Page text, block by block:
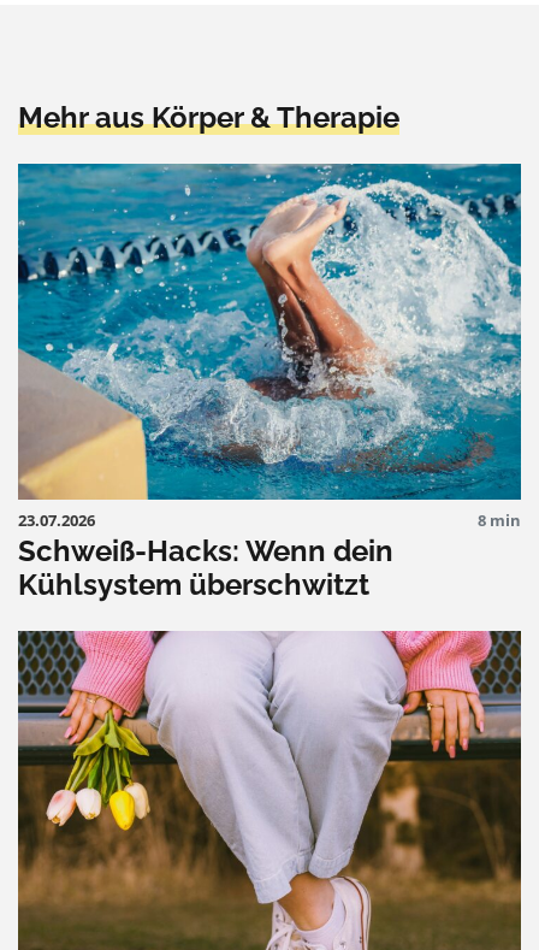
Mehr aus Körper & Therapie
23.07.2026 8 min
Schweiß-Hacks: Wenn dein
Kühlsystem überschwitzt